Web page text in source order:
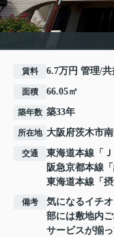
賃料 6.7万円 管理/共
面積 66.05㎡
築年数 築33年
所在地 大阪府茨木市
交通 東海道本線 「
阪急京都本線 「
東海道本線 「
備考
気になるイチ
部には敷地内
サービスが揃